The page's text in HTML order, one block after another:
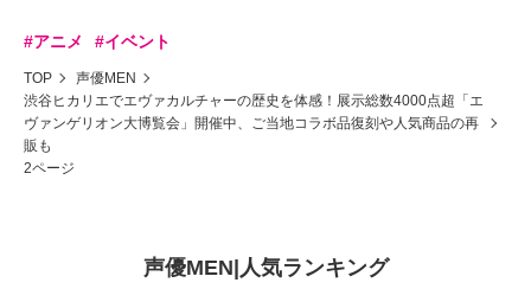
#アニメ #イベント
TOP
声優MEN
渋谷ヒカリエでエヴァカルチャーの歴史を体感！展示総数4000点超「エ
ヴァンゲリオン大博覧会」開催中、ご当地コラボ品復刻や人気商品の再
販も
2ページ
声優MEN| 人気ランキング